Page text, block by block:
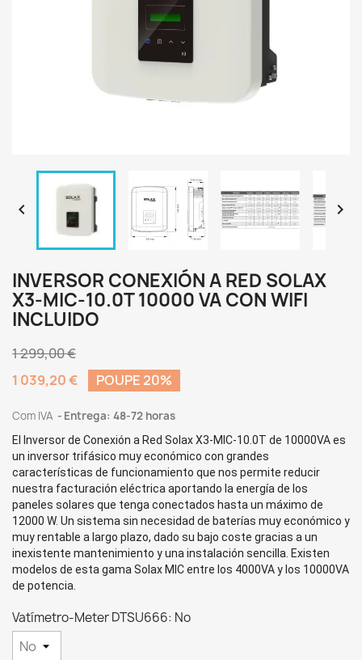
 
INVERSOR CONEXIÓN A RED SOLAX
X3-MIC-10.0T 10000 VA CON WIFI
INCLUIDO
1 299,00 €
1 039,20 €
POUPE 20%
Com IVA Entrega: 48-72 horas
El Inversor de Conexión a Red Solax X3-MIC-10.0T de 10000VAes
un inversor trifásico muy económico con grandes
características de funcionamiento que nos permite reducir
nuestra facturación eléctrica aportando la energía de los
paneles solares que tenga conectados hasta un máximo de
12000 W. Un sistema sin necesidad de baterías muy económico y
muy rentable a largo plazo, dado su bajo coste gracias a un
inexistente mantenimiento y una instalación sencilla. Existen
modelos de esta gama Solax MIC entre los 4000VA y los 10000VA
de potencia.
Vatímetro-Meter DTSU666: No